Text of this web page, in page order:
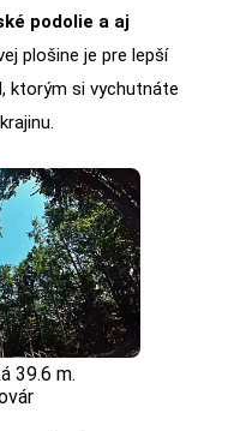
podolie a aj
plošine je pre lepší
ktorým si vychutnáte
39.6 m.